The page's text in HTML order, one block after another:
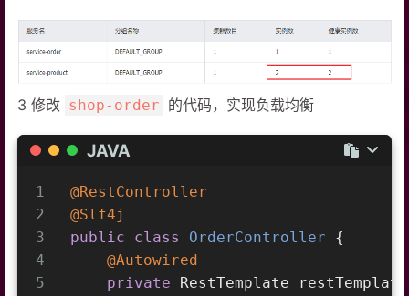
3 修改 shop-order 的代码，实现负载均衡
JAVA
1
2
3
4
5
@RestController
@Slf4j
public
class OrderController
{
@Autowired
private RestTemplate